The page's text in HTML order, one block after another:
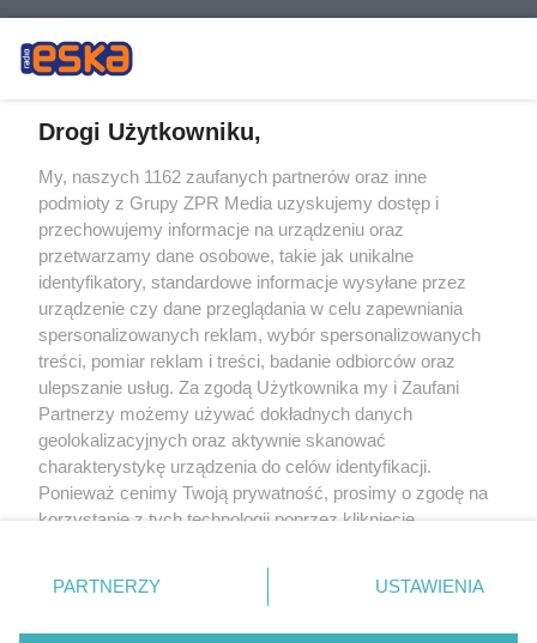
Żaden utwór zamieszczony w serwisie nie może być powielany i
rozpowszechniany lub dalej rozpowszechniany w jakikolwiek sposób (w
tym także elektroniczny lub mechaniczny) na jakimkolwiek polu
eksploatacji w jakiejkolwiek formie, włącznie z umieszczaniem w Internecie
bez pisemnej zgody właściciela praw. Jakiekolwiek użycie lub
wykorzystanie utworów w całości lub w części z naruszeniem prawa, tzn.
bez właściwej zgody, jest zabronione pod groźbą kary i może być ścigane
prawnie.
O nas
Drogi Użytkowniku,
My, naszych 1162 zaufanych partnerów oraz inne
podmioty z Grupy ZPR Media uzyskujemy dostęp i
przechowujemy informacje na urządzeniu oraz
przetwarzamy dane osobowe, takie jak unikalne
identyfikatory, standardowe informacje wysyłane przez
urządzenie czy dane przeglądania w celu zapewniania
spersonalizowanych reklam, wybór spersonalizowanych
treści, pomiar reklam i treści, badanie odbiorców oraz
ulepszanie usług. Za zgodą Użytkownika my i Zaufani
Partnerzy możemy używać dokładnych danych
geolokalizacyjnych oraz aktywnie skanować
charakterystykę urządzenia do celów identyfikacji.
Ponieważ cenimy Twoją prywatność, prosimy o zgodę na
korzystanie z tych technologii poprzez kliknięcie
zmienić/wycofać klikając przycisk ustawień prywatności
znajdujący się w lewym dolnym rogu strony
rodzaje przetwarzania danych nie wymagają zgody
PARTNERZY USTAWIENIA